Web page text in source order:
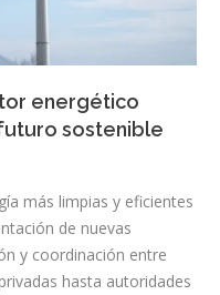
energético
sostenible
más limpias y eficientes
de nuevas
y coordinación entre
hasta autoridades